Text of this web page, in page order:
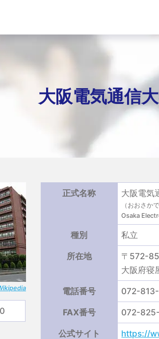
大阪電気通信
正式名称 大阪電気
（おおさか
Osaka
種別 私立
所在地
〒572-
大阪府寝
電話番号 072-
FAX番号 072-
公式サイト https://